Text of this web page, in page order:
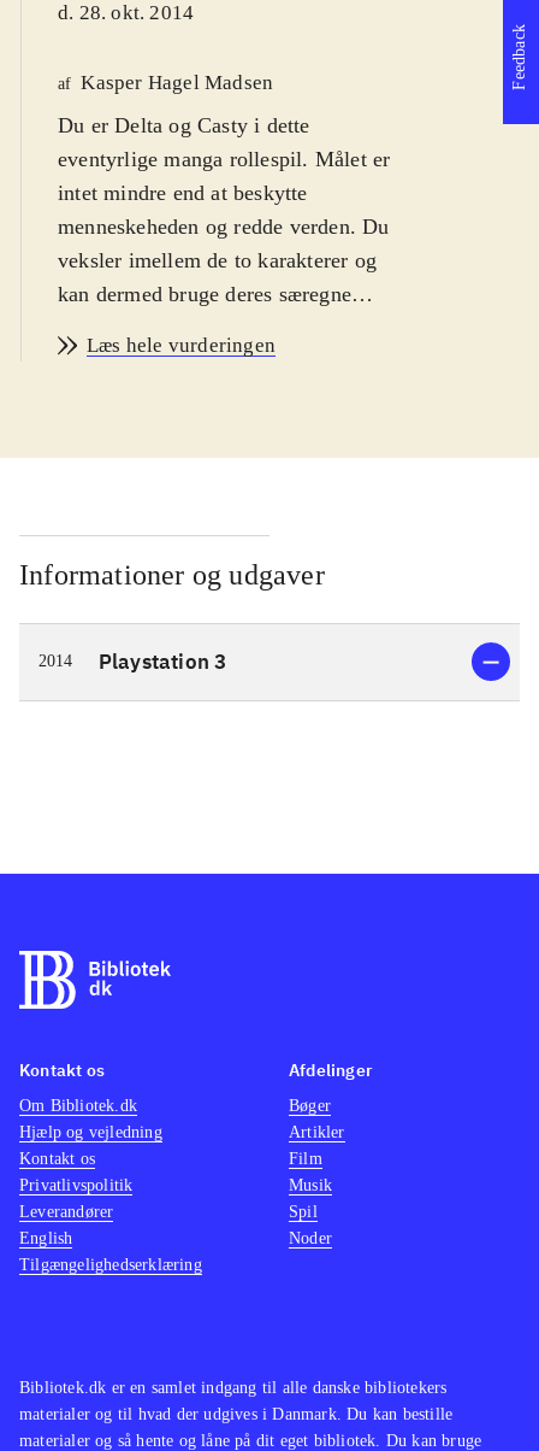
d. 28. okt. 2014
af Kasper Hagel Madsen
Du er Delta og Casty i dette
eventyrlige manga rollespil. Målet er
intet mindre end at beskytte
menneskeheden og redde verden. Du
veksler imellem de to karakterer og
kan dermed bruge deres særegne
af genren japansk rollespil. Fra 12 år
Cas og Delta finde en magisk sang.
vil forhindre dem i at opnå det. De
bliver taget til fange af Zir, der leder
Genomirai kirken og er ved at lave
en farlig magisk sang. Gameplay
minder om det fra andre spil i
genren. Man bevæger sig rundt og
kende og forstår opgaven der skal
våben er magiske sange, der øger
chancen for at klare modstanderne
byder på et gennemført mytologisk
mangaunivers. Historien er dog
forholdsvis kompleks, så man skal
bruge tid på at forstå den for at få det
fulde udbytte og affinde sig med
mange lange dialoger. Pegi er 16 og
der er ikon for sex, hvilket dog er ret
serierne Final fantasy og Dragon
quest. Ni no Kuni er et eksempel på
Læs hele vurderingen
Informationer og udgaver
2014 Playstation 3
Feedback
Bibliotek.dk er en samlet indgang til alle danske bibliotekers
materialer og til hvad der udgives i Danmark. Du kan bestille
materialer og så hente og låne på dit eget bibliotek. Du kan bruge
Kontakt os
Om Bibliotek.dk
Hjælp og vejledning
Kontakt os
Privatlivspolitik
Leverandører
English
Tilgængelighedserklæring
Afdelinger
Bøger
Artikler
Film
Musik
Spil
Noder